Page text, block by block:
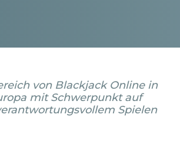
von Blackjack Online in
mit Schwerpunkt auf
Spielen